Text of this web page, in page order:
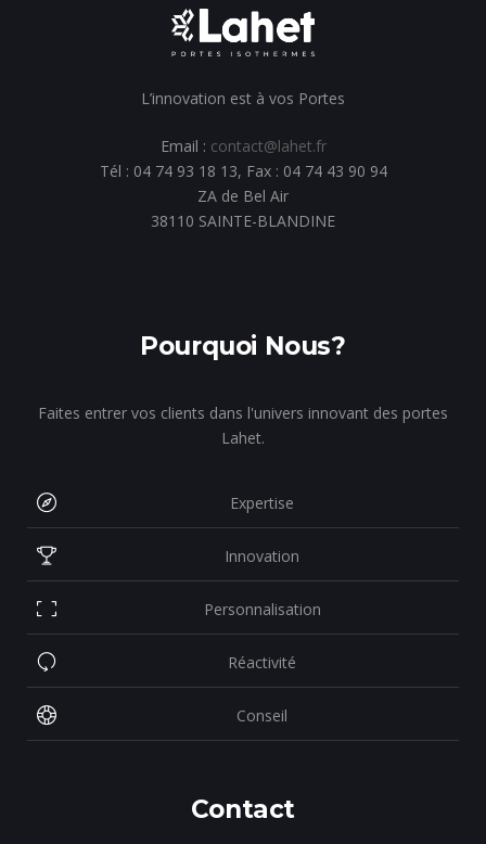
L’innovation est à vos Portes
Email : contact@lahet.fr
Tél : 04 74 93 18 13, Fax : 04 74 43 90 94
ZA de Bel Air
38110 SAINTE-BLANDINE
Pourquoi Nous?
Faites entrer vos clients dans l'univers innovant des portes
Lahet.
Expertise
Innovation
Personnalisation
Réactivité
Conseil
Contact